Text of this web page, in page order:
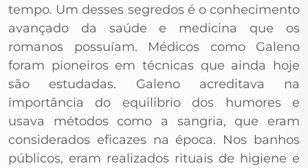
tempo. Um desses segredos é o conhecimento
avançado da saúde e medicina que os
romanos possuíam. Médicos como Galeno
foram pioneiros em técnicas que ainda hoje
são estudadas. Galeno acreditava na
importância do equilíbrio dos humores e
usava métodos como a sangria, que eram
considerados eficazes na época. Nos banhos
públicos, eram realizados rituais de higiene e